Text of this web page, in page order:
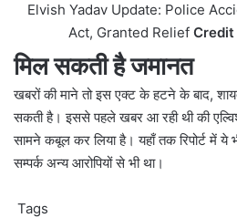
Elvish Yadav Update: Police
Act, Granted Relief Credit
मिल सकती है जमानत
खबरों की माने तो इस एक्ट के हटने के बाद,
सकती है। इससे पहले खबर आ रही थी की
सामने कबूल कर लिया है। यहाँ तक रिपोर्ट में ये
सम्पर्क अन्य आरोपियों से भी था।
Tags